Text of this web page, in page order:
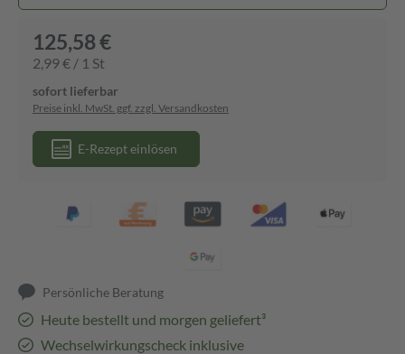
125,58 €
2,99 € / 1 St
sofort lieferbar
Preise inkl. MwSt. ggf. zzgl. Versandkosten
E-Rezept einlösen
Persönliche Beratung
Heute bestellt und morgen geliefert³
Wechselwirkungscheck inklusive